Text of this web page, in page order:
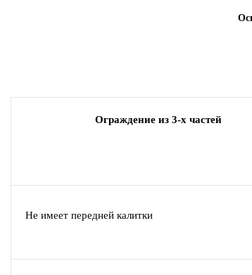
Ограждение из 3-х частей
Не имеет передней калитки